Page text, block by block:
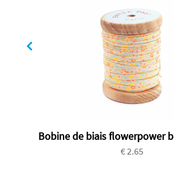
Bobine de biais flowerpower
€ 2.65